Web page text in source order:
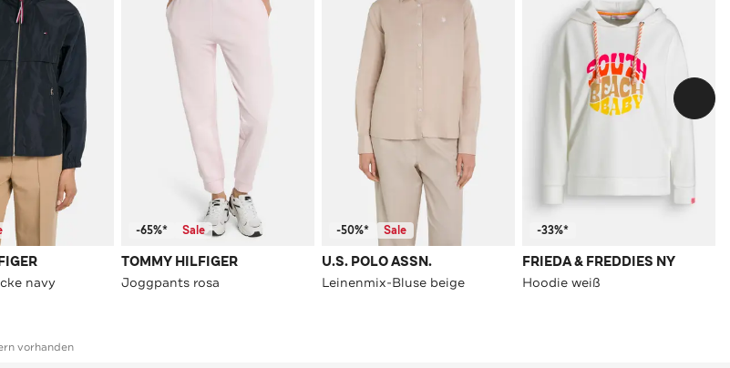
navy
-65%* Sale
TOMMY HILFIGER
Joggpants rosa
-50%* Sale
U.S. POLO ASSN.
Leinenmix-Bluse beige
-33%*
FRIEDA & FREDDIES NY
Hoodie weiß
vorhanden